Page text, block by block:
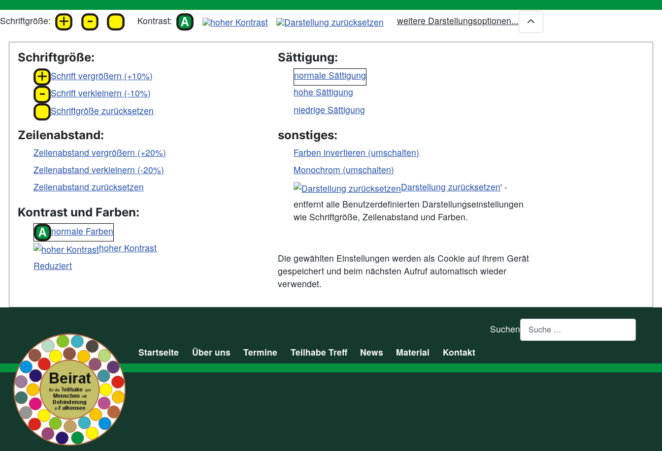
Schriftgröße: Kontrast: weitere Darstellungsoptionen...
Schriftgröße:
Schrift vergrößern (+10%)
Schrift verkleinern (-10%)
Schriftgröße zurücksetzen
Zeilenabstand:
Zeilenabstand vergrößern (+20%)
Zeilenabstand verkleinern (-20%)
Zeilenabstand zurücksetzen
Kontrast und Farben:
normale Farben
hoher Kontrast
Reduziert
Sättigung:
normale Sättigung
hohe Sättigung
niedrige Sättigung
sonstiges:
Farben invertieren (umschalten)
Monochrom (umschalten)
Darstellung zurücksetzen' -
entfernt alle Benutzerdefinierten Darstellungseinstellungen
wie Schriftgröße, Zeilenabstand und Farben.
Die gewählten Einstellungen werden als Cookie auf ihrem Gerät
gespeichert und beim nächsten Aufruf automatisch wieder
verwendet.
Startseite Über uns Termine Teilhabe Treff News Material Kontakt
Suchen